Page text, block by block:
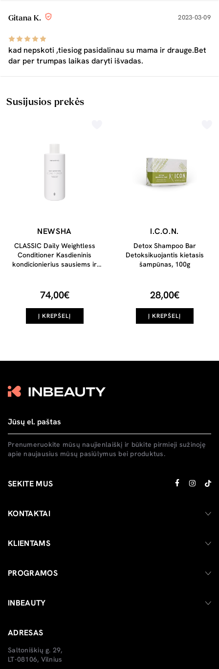
Gitana K. 2023-03-09
kad nepskoti ,tiesiog pasidalinau su mama ir drauge.Bet
dar per trumpas laikas daryti išvadas.
Susijusios prekės
NEWSHA
CLASSIC Daily Weightless
Conditioner Kasdieninis
kondicionierius sausiems ir
74,00€
Į KREPŠELĮ
I.C.O.N.
Detox Shampoo Bar
Detoksikuojantis kietasis
šampūnas, 100g
28,00€
Į KREPŠELĮ
Prenumeruokite mūsų naujienlaiškį ir būkite pirmieji sužinoję
apie naujausius mūsų pasiūlymus bei produktus.
SEKITE MUS
KONTAKTAI
KLIENTAMS
PROGRAMOS
INBEAUTY
ADRESAS
Saltoniškių g. 29,
LT-08106, Vilnius